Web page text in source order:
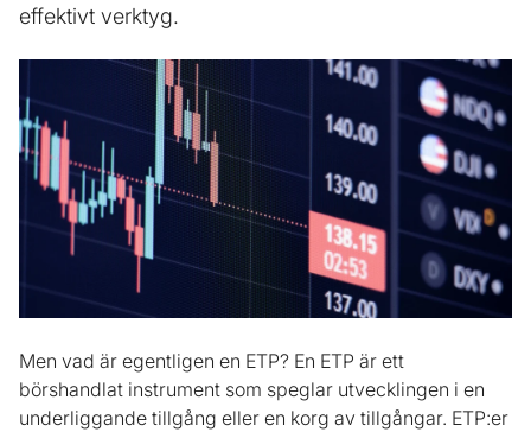
effektivt verktyg.
Men vad är egentligen en ETP? En ETP är ett
börshandlat instrument som speglar utvecklingen i en
underliggande tillgång eller en korg av tillgångar. ETP:er